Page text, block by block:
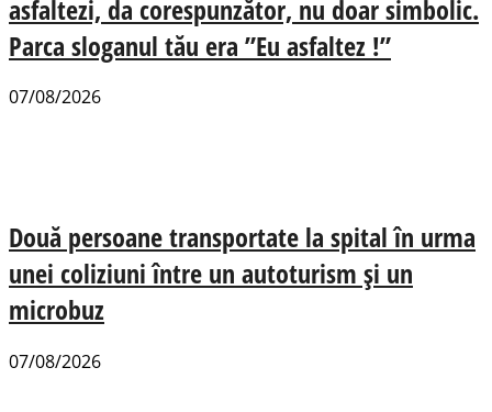
asfaltezi, da corespunzător, nu doar simbolic.
Parca sloganul tău era ”Eu asfaltez !”
07/08/2026
Două persoane transportate la spital în urma
unei coliziuni între un autoturism și un
microbuz
07/08/2026